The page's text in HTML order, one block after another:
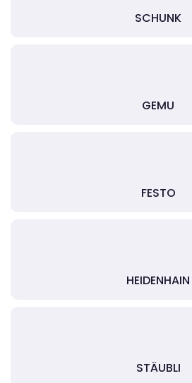
SCHUNK
GEMU
FESTO
HEIDENHAIN
STÄUBLI